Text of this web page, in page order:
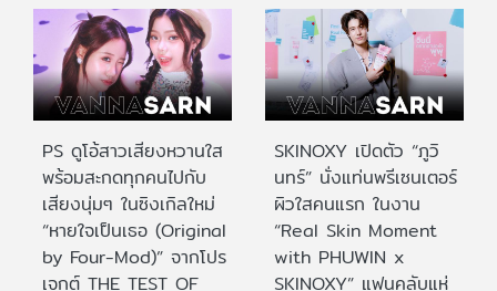
PS ดูโอ้สาวเสียงหวานใส
พร้อมสะกดทุกคนไปกับ
เสียงนุ่มๆ ในซิงเกิลใหม่
“หายใจเป็นเธอ (Original
by Four-Mod)” จากโปร
เจกต์ THE TEST OF
SKINOXY เปิดตัว “ภูวิ
นทร์” นั่งแท่นพรีเซนเตอร์
ผิวใสคนแรก ในงาน
“Real Skin Moment
with PHUWIN x
SKINOXY” แฟนคลับแห่